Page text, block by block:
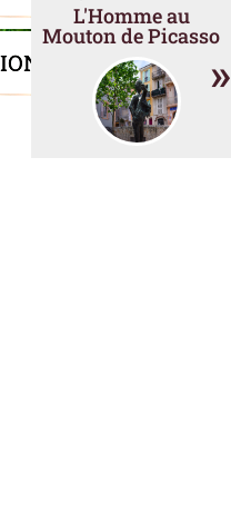
»
L'Homme au
Mouton de Picasso